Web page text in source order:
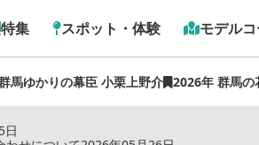
特集 スポット・体験 モデル
馬ゆかりの幕臣 小栗上野介 2026年 群馬
日